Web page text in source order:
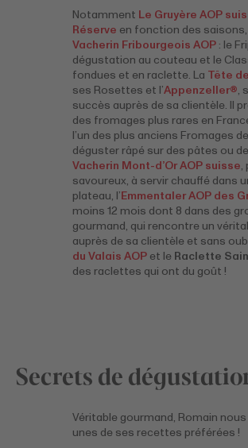
Notamment Le Gruyère AOP
Réserve en fonction des saisons,
Vacherin Fribourgeois AOP : le
dégustation au couteau et le
fondues et en raclette. La Tête
ses Rosettes et l’Appenzeller®,
succès auprès de sa clientèle. Il
des fromages plus rares en
l’un des plus anciens Fromages
déguster râpé sur des pâtes ou
Vacherin Mont-d’Or AOP suisse,
savoureux, à servir chauffé dans
plateau, l’Emmentaler AOP des
moins 12 mois dont 8 dans des
gourmand, qui rencontre un
auprès de sa clientèle et sans
du Valais AOP et le Raclette
des raclettes qui ont du goût !
Secrets de
Véritable gourmand, Romain
unes de ses recettes préférées !